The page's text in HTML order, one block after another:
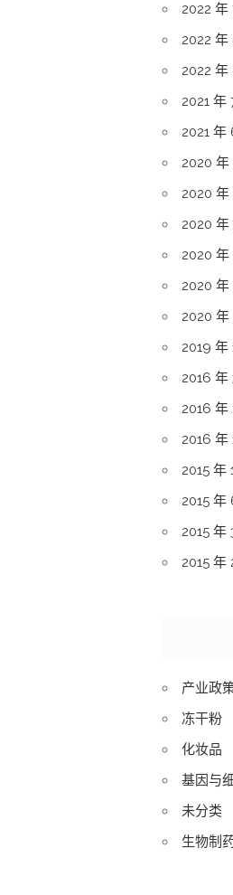
2022 年
2022 年
2022 年
2021 年
2021 年
2020 年
2020 年
2020 年
2020 年
2020 年
2020 年
2019 年
2016 年
2016 年
2016 年
2015 年
2015 年
2015 年
2015 年
产业政
冻干粉
化妆品
基因与
未分类
生物制